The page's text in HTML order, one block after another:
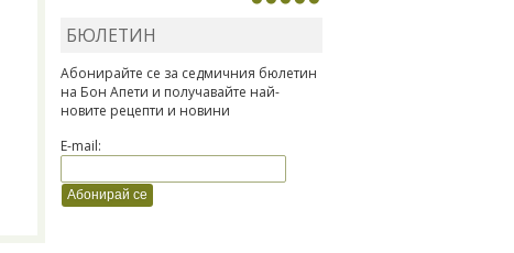
БЮЛЕТИН
Абонирайте се за седмичния бюлетин
на Бон Апети и получавайте най-
новите рецепти и новини
E-mail: